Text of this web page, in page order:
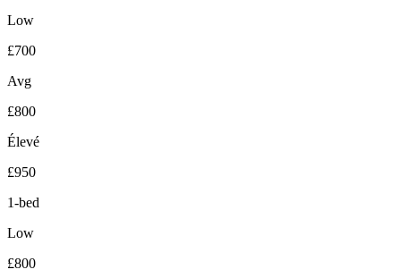
Low
£700
Avg
£800
Élevé
£950
1-bed
Low
£800